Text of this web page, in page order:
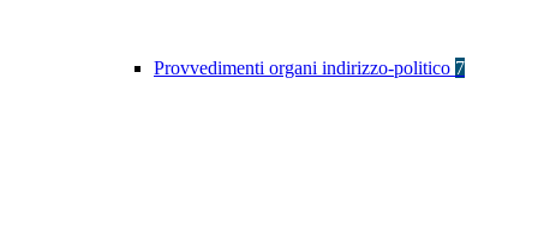
Provvedimenti organi indirizzo-politico 7